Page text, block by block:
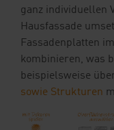
ganz individuellen
Hausfassade
Fassadenplatten
kombinieren, was
beispielsweise
sowie Strukturen